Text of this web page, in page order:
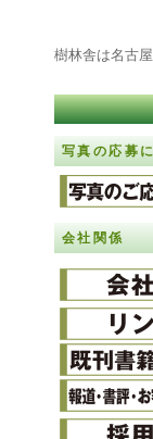
樹林舎は名古
写真の応募
会社関係